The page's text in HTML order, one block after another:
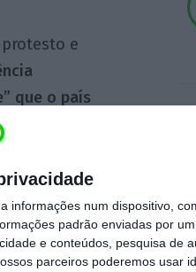
informações num dispositivo,
padrão enviadas por
e conteúdos, pesquisa de
parceiros poderemos usar
e
que o país
cursos de
ensino
pelo
Ciência,